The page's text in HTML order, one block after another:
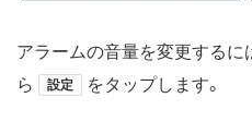
アラームの音量を変更するに
ら
設定 をタップします。